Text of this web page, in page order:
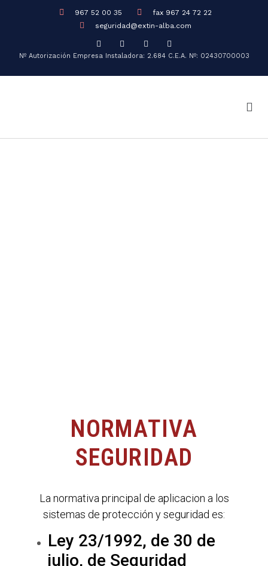
967 52 00 35
fax 967 24 72 22
seguridad@extin-alba.com
Nº Autorización Empresa Instaladora: 2.684 C.E.A. Nº: 02430700003
NORMATIVA
SEGURIDAD
La normativa principal de aplicacion a los
sistemas de protección y seguridad es:
Ley 23/1992, de 30 de
julio, de Seguridad